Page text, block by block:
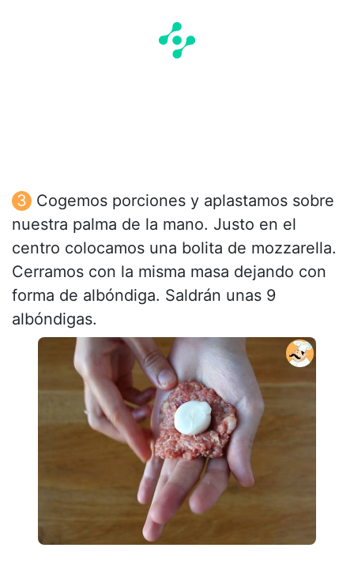
Cogemos porciones y aplastamos sobre
nuestra palma de la mano. Justo en el
centro colocamos una bolita de mozzarella.
Cerramos con la misma masa dejando con
forma de albóndiga. Saldrán unas 9
albóndigas.